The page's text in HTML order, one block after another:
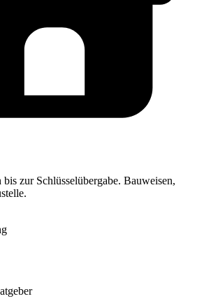
zur Schlüsselübergabe. Bauweisen,